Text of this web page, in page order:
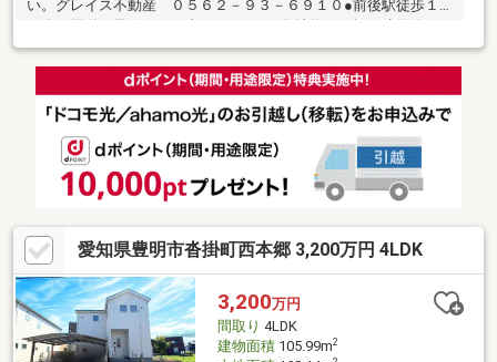
い。グレイス不動産 ０５６２－９３－６９１０●前後駅徒歩１
９坪とゆったりと生活できます。●来客時に嬉しい２間続きの和
室と並列駐車４台可能（車種によります）な駐車スペース。
愛知県豊明市沓掛町西本郷 3,200万円 4LDK
3,200万円
間取り 4LDK
建物面積105.99m2